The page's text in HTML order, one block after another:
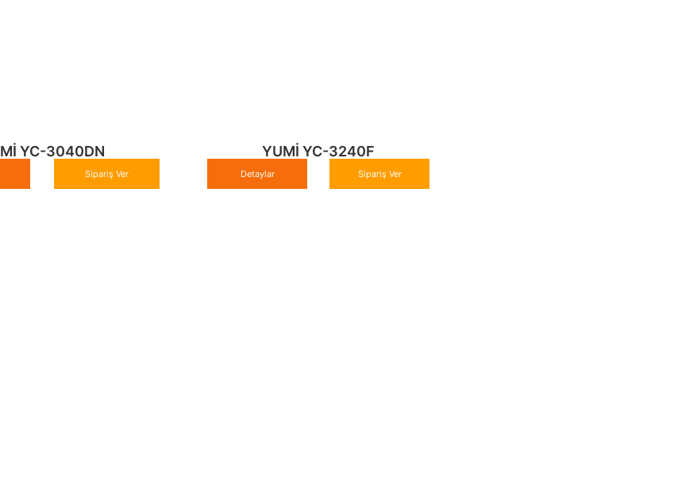
YC-3040DN
Sipariş Ver
YUMİ YC-3240F
Detaylar Sipariş Ver